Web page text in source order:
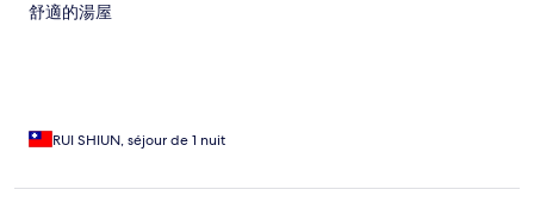
舒適的湯屋
RUI SHIUN, séjour de 1 nuit